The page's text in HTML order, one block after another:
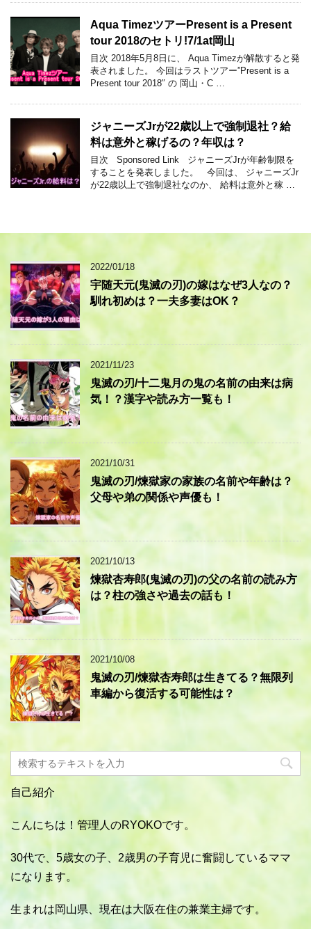
Aqua TimezツアーPresent is a Present
tour 2018のセトリ!7/1at岡山
目次 2018年5月8日に、 Aqua Timezが解散すると発
表されました。 今回はラストツアー”Present is a
Present tour 2018″ の 岡山・C …
ジャニーズJrが22歳以上で強制退社？給
料は意外と稼げるの？年収は？
目次 Sponsored Link ジャニーズJrが年齢制限を
することを発表しました。 今回は、 ジャニーズJr
が22歳以上で強制退社なのか、 給料は意外と稼 …
2022/01/18
宇随天元(鬼滅の刃)の嫁はなぜ3人なの？
馴れ初めは？一夫多妻はOK？
2021/11/23
鬼滅の刃/十二鬼月の鬼の名前の由来は病
気！？漢字や読み方一覧も！
2021/10/31
鬼滅の刃/煉獄家の家族の名前や年齢は？
父母や弟の関係や声優も！
2021/10/13
煉獄杏寿郎(鬼滅の刃)の父の名前の読み方
は？柱の強さや過去の話も！
2021/10/08
鬼滅の刃/煉獄杏寿郎は生きてる？無限列
車編から復活する可能性は？
自己紹介
こんにちは！管理人のRYOKOです。
30代で、5歳女の子、2歳男の子育児に奮闘しているママ
になります。
生まれは岡山県、現在は大阪在住の兼業主婦です。